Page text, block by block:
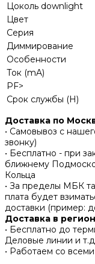
Цоколь downlight
Цвет
Серия
Диммирование
Особенности
Ток (mA)
PF>
Срок службы (H)
Доставка по
• Самовывоз с
звонку)
• Бесплатно - при
ближнему
Кольца
• За пределы МБК
плата будет
доставки (пример:
Доставка в
• Бесплатно до
Деловые линии и
• Работаем со